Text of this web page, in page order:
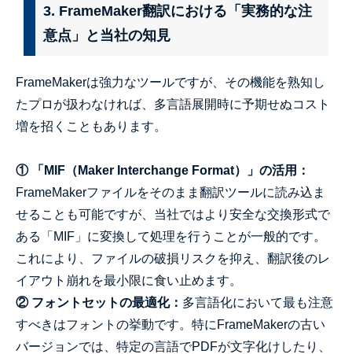
3. FrameMaker翻訳における「実務的な注
意点」と当社の知見
FrameMakerは強力なツールですが、その機能を熟知し
たプロが扱わなければ、多言語展開時に予期せぬコスト
増を招くこともあります。
① 「MIF（Maker Interchange Format）」の活用：
FrameMakerファイルをそのまま翻訳ツールに読み込ま
せることも可能ですが、当社ではより安全な交換形式で
ある「MIF」に変換して処理を行うことが一般的です。
これにより、ファイルの破損リスクを抑え、翻訳後のレ
イアウト崩れを最小限に食い止めます。
② フォントセットの最適化： 多言語化において最も注意
すべきはフォントの挙動です。特にFrameMakerの古い
バージョンでは、特定の言語でPDFが文字化けしたり、